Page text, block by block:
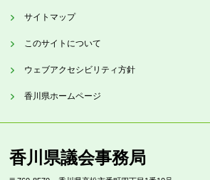
サイトマップ
このサイトについて
ウェブアクセシビリティ方針
香川県ホームページ
香川県議会事務局